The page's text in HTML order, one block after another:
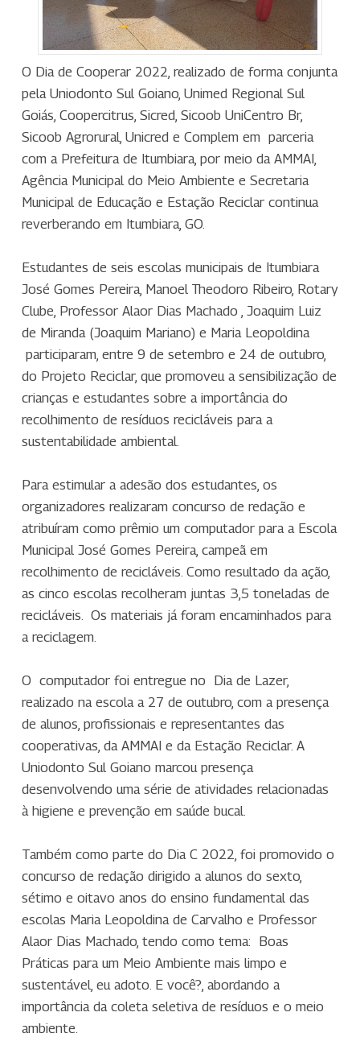
O Dia de Cooperar 2022, realizado de forma conjunta
pela Uniodonto Sul Goiano, Unimed Regional Sul
Goiás, Coopercitrus, Sicred, Sicoob UniCentro Br,
Sicoob Agrorural, Unicred e Complem em parceria
com a Prefeitura de Itumbiara, por meio da AMMAI,
Agência Municipal do Meio Ambiente e Secretaria
Municipal de Educação e Estação Reciclar continua
reverberando em Itumbiara, GO.
Estudantes de seis escolas municipais de Itumbiara
José Gomes Pereira, Manoel Theodoro Ribeiro, Rotary
Clube, Professor Alaor Dias Machado , Joaquim Luiz
de Miranda (Joaquim Mariano) e Maria Leopoldina
participaram, entre 9 de setembro e 24 de outubro,
do Projeto Reciclar, que promoveu a sensibilização de
crianças e estudantes sobre a importância do
recolhimento de resíduos recicláveis para a
sustentabilidade ambiental.
Para estimular a adesão dos estudantes, os
organizadores realizaram concurso de redação e
atribuíram como prêmio um computador para a Escola
Municipal José Gomes Pereira, campeã em
recolhimento de recicláveis. Como resultado da ação,
as cinco escolas recolheram juntas 3,5 toneladas de
recicláveis. Os materiais já foram encaminhados para
a reciclagem.
O computador foi entregue no Dia de Lazer,
realizado na escola a 27 de outubro, com a presença
de alunos, profissionais e representantes das
cooperativas, da AMMAI e da Estação Reciclar. A
Uniodonto Sul Goiano marcou presença
desenvolvendo uma série de atividades relacionadas
à higiene e prevenção em saúde bucal.
Também como parte do Dia C 2022, foi promovido o
concurso de redação dirigido a alunos do sexto,
sétimo e oitavo anos do ensino fundamental das
escolas Maria Leopoldina de Carvalho e Professor
Alaor Dias Machado, tendo como tema: Boas
Práticas para um Meio Ambiente mais limpo e
sustentável, eu adoto. E você?, abordando a
importância da coleta seletiva de resíduos e o meio
ambiente.